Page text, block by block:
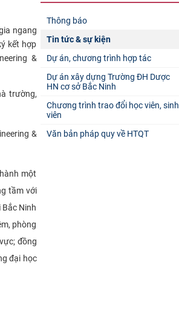
ngang
kết hợp
&
trường,
&
một
tầm với
Ninh
phòng
đồng
đại học
Thông báo
Tin tức & sự kiện
Dự án, chương trình hợp tác
Dự án xây dựng Trường ĐH Dược
HN cơ sở Bắc Ninh
Chương trình trao đổi học viên, sinh
viên
Văn bản pháp quy về HTQT